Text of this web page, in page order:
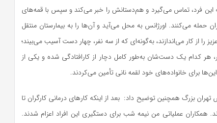
این فرد، تماس می‌گیرد و هم‌دستانش را خبر می‌کند و سپس با قمه‌های
حمله می‌کنند. اورژانس به محل می‌آید و آن‌ها را به بیمارستان منتقل
را از کار می‌اندازند، به‌گونه‌ای که از سه نفر، چهار دست آسیب می‌بیند؛
هر کدام یک دست‌شان به‌طور کامل دچار از کارافتادگی شده و یکی از
برای خانواده‌های خود لقمه نانی تأمین می‌کردند.
بزرگ همچنین توضیح داد: بعد از اینکه کارهای درمانی کارگران تا
همکاران عملیاتی من نیمه شب برای دستگیری این افراد اعزام شدند.